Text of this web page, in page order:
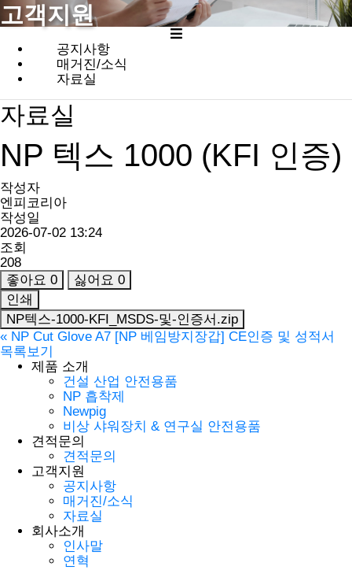
고객지원
공지사항
매거진/소식
자료실
자료실
NP 텍스 1000 (KFI 인증)
작성자
엔피코리아
작성일
2026-07-02 13:24
조회
208
좋아요 0 싫어요 0
인쇄
NP텍스-1000-KFI_MSDS-및-인증서.zip
« NP Cut Glove A7 [NP 베임방지장갑] CE인증 및 성적서
목록보기
제품 소개
건설 산업 안전용품
NP 흡착제
Newpig
비상 샤워장치 & 연구실 안전용품
견적문의
견적문의
고객지원
공지사항
매거진/소식
자료실
회사소개
인사말
연혁